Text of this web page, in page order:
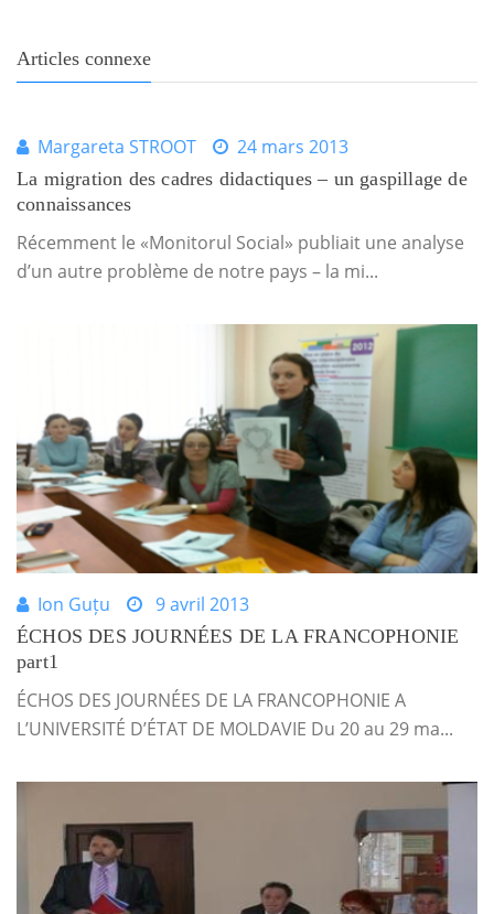
Articles connexe
Margareta STROOT 24 mars 2013
La migration des cadres didactiques – un gaspillage de
connaissances
Récemment le «Monitorul Social» publiait une analyse
d’un autre problème de notre pays – la mi...
Ion Guțu 9 avril 2013
ÉCHOS DES JOURNÉES DE LA FRANCOPHONIE
part1
ÉCHOS DES JOURNÉES DE LA FRANCOPHONIE A
L’UNIVERSITÉ D’ÉTAT DE MOLDAVIE Du 20 au 29 ma...